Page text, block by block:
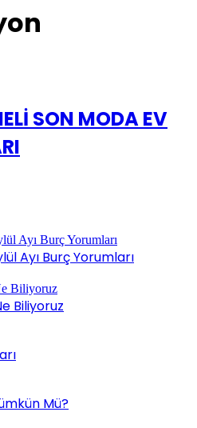
SON MODA EV
Ayı Burç Yorumları
Biliyoruz
Mü?